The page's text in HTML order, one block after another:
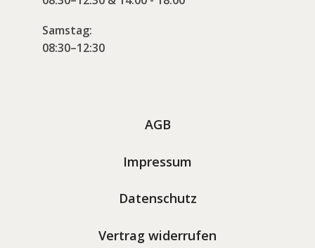
Samstag:
08:30–12:30
AGB
Impressum
Datenschutz
Vertrag widerrufen